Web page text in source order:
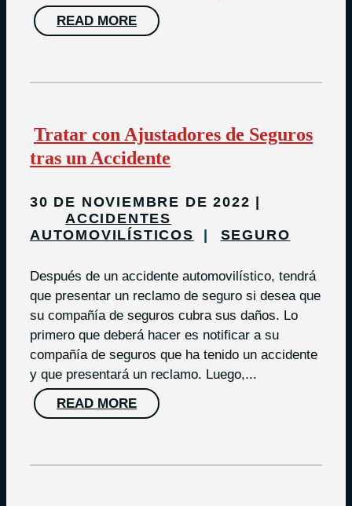
READ MORE
Tratar con Ajustadores de Seguros
tras un Accidente
30 DE NOVIEMBRE DE 2022
ACCIDENTES
AUTOMOVILÍSTICOS
SEGURO
Después de un accidente automovilístico, tendrá
que presentar un reclamo de seguro si desea que
su compañía de seguros cubra sus daños. Lo
primero que deberá hacer es notificar a su
compañía de seguros que ha tenido un accidente
y que presentará un reclamo. Luego,...
READ MORE